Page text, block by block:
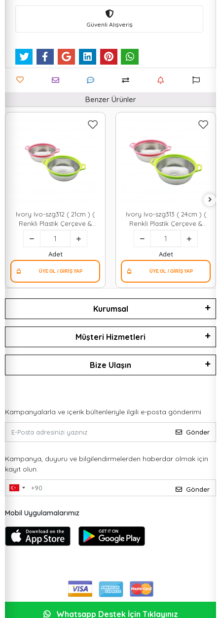
Güvenli Alışveriş
Benzer Ürünler
Ivory Ivo-szg312 ( 21cm ) (
Renkli Plastik Çerçeve &
Kulplu ) ( Çelik Sepet ) Metal
Süzgeç*100
Adet
Ivory Ivo-szg313 ( 24cm ) (
Renkli Plastik Çerçeve &
Kulplu ) ( Çelik Sepet ) Metal
Süzgeç*100
Adet
Kurumsal
Müşteri Hizmetleri
Bize Ulaşın
Kampanyalarla ve içerik bültenleriyle ilgili e-posta gönderimi
Gönder
Kampanya, duyuru ve bilgilendirmelerden haberdar olmak için
kayıt olun.
Gönder
Mobil Uygulamalarımız
Whatsapp Destek İçin Tıklayınız